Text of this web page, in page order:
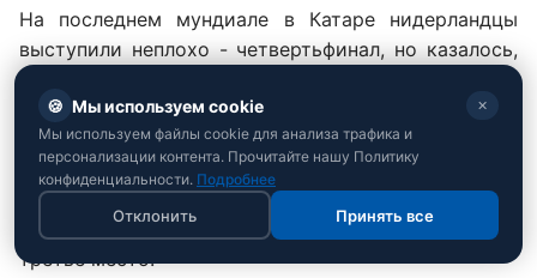
На последнем мундиале в Катаре нидерландцы
выступили неплохо - четвертьфинал, но казалось,
что по потенциалу эта команда была достойна
хотя бы бронзовых медалей. А третье место у них
было в 2014-м - яркое выступление с избиением
Испании (гол ван Перси в прыжке "рыбкой"
помните?) завершилось победой над хозяевами
турнира, Бразилией, в утешительном финале за
третье место.
🍪 Мы используем cookie ✕
Мы используем файлы cookie для анализа трафика и
персонализации контента. Прочитайте нашу Политику
конфиденциальности. Подробнее
Отклонить Принять все